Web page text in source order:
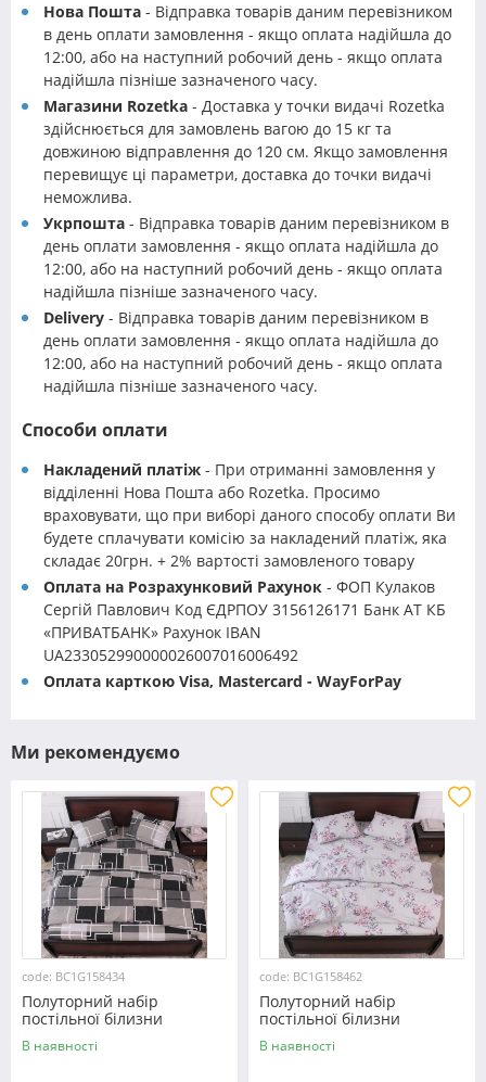
Нова Пошта - Відправка товарів даним перевізником
в день оплати замовлення - якщо оплата надійшла до
12:00, або на наступний робочий день - якщо оплата
надійшла пізніше зазначеного часу.
Магазини Rozetka - Доставка у точки видачі Rozetka
здійснюється для замовлень вагою до 15 кг та
довжиною відправлення до 120 см. Якщо замовлення
перевищує ці параметри, доставка до точки видачі
неможлива.
Укрпошта - Відправка товарів даним перевізником в
день оплати замовлення - якщо оплата надійшла до
12:00, або на наступний робочий день - якщо оплата
надійшла пізніше зазначеного часу.
Delivery - Відправка товарів даним перевізником в
день оплати замовлення - якщо оплата надійшла до
12:00, або на наступний робочий день - якщо оплата
надійшла пізніше зазначеного часу.
Способи оплати
Накладений платіж - При отриманні замовлення у
відділенні Нова Пошта або Rozetka. Просимо
враховувати, що при виборі даного способу оплати Ви
будете сплачувати комісію за накладений платіж, яка
складає 20грн. + 2% вартості замовленого товару
Оплата на Розрахунковий Рахунок - ФОП Кулаков
Сергій Павлович Код ЄДРПОУ 3156126171 Банк АТ КБ
«ПРИВАТБАНК» Рахунок IBAN
UA233052990000026007016006492
Оплата карткою Visa, Mastercard - WayForPay
Ми рекомендуємо
code: BC1G158434
Полуторний набір
постільної білизни
150*220 із Бязі "Gold"
№158434 Черешенка™
В наявності
code: BC1G158462
Полуторний набір
постільної білизни
150*220 із Бязі "Gold"
№158462 Черешенька™
В наявності